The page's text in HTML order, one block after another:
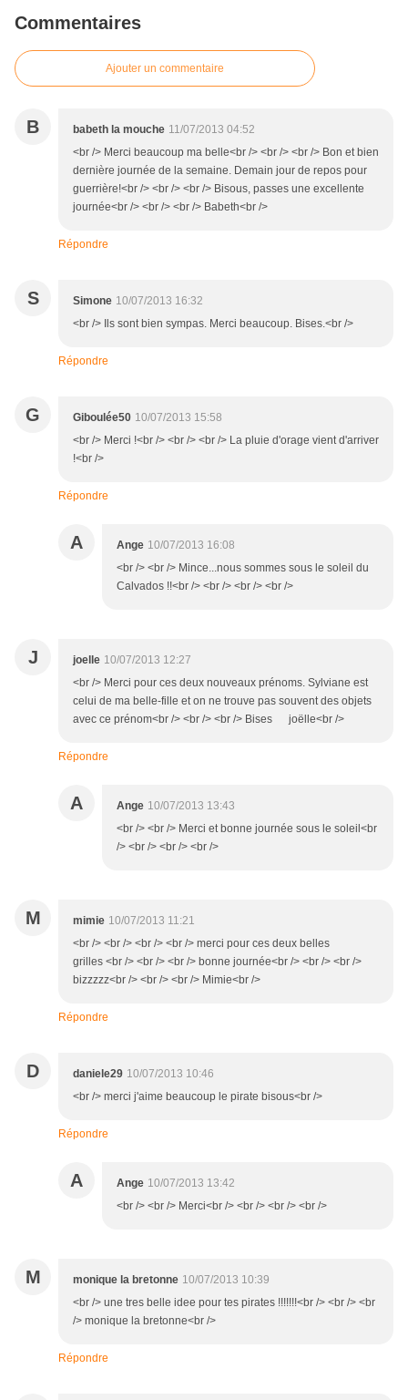
Commentaires
Ajouter un commentaire
B babeth la mouche 11/07/2013 04:52
<br /> Merci beaucoup ma belle<br /> <br /> <br /> Bon et bien
dernière journée de la semaine. Demain jour de repos pour
guerrière!<br /> <br /> <br /> Bisous, passes une excellente
journée<br /> <br /> <br /> Babeth<br />
Répondre
S Simone 10/07/2013 16:32
<br /> Ils sont bien sympas. Merci beaucoup. Bises.<br />
Répondre
G Giboulée50 10/07/2013 15:58
<br /> Merci !<br /> <br /> <br /> La pluie d'orage vient d'arriver
!<br />
Répondre
A Ange 10/07/2013 16:08
<br /> <br /> Mince...nous sommes sous le soleil du
Calvados !!<br /> <br /> <br /> <br />
J joelle 10/07/2013 12:27
<br /> Merci pour ces deux nouveaux prénoms. Sylviane est
celui de ma belle-fille et on ne trouve pas souvent des objets
avec ce prénom<br /> <br /> <br /> Bises joëlle<br />
Répondre
A Ange 10/07/2013 13:43
<br /> <br /> Merci et bonne journée sous le soleil<br
/> <br /> <br /> <br />
M mimie 10/07/2013 11:21
<br /> <br /> <br /> <br /> merci pour ces deux belles
grilles <br /> <br /> <br /> bonne journée<br /> <br /> <br />
bizzzzz<br /> <br /> <br /> Mimie<br />
Répondre
D daniele29 10/07/2013 10:46
<br /> merci j'aime beaucoup le pirate bisous<br />
Répondre
A Ange 10/07/2013 13:42
<br /> <br /> Merci<br /> <br /> <br /> <br />
M monique la bretonne 10/07/2013 10:39
<br /> une tres belle idee pour tes pirates !!!!!!!<br /> <br /> <br
/> monique la bretonne<br />
Répondre